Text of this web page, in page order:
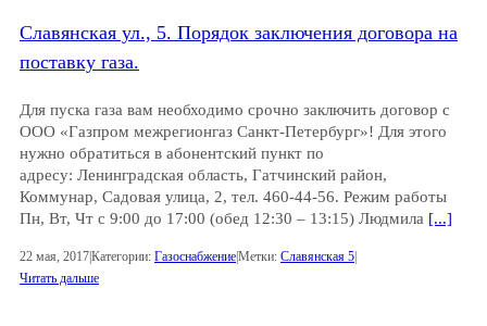
Славянская ул., 5. Порядок заключения договора на
поставку газа.
Для пуска газа вам необходимо срочно заключить договор с
ООО «Газпром межрегионгаз Санкт-Петербург»! Для этого
нужно обратиться в абонентский пункт по
адресу: Ленинградская область, Гатчинский район,
Коммунар, Садовая улица, 2, тел. 460-44-56. Режим работы
Пн, Вт, Чт с 9:00 до 17:00 (обед 12:30 – 13:15) Людмила [...]
22 мая, 2017|Категории: Газоснабжение|Метки: Славянская 5|
Читать дальше